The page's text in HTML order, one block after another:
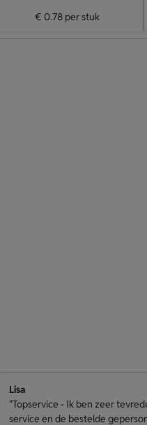
€ 0.78 per stuk
Lisa
"Topservice - Ik ben zeer
service en de bestelde